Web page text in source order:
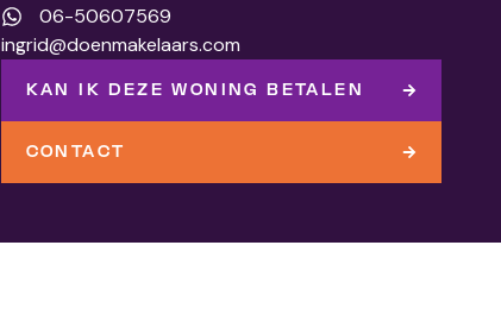
06-50607569
ingrid@doenmakelaars.com
KAN IK DEZE WONING BETALEN
CONTACT